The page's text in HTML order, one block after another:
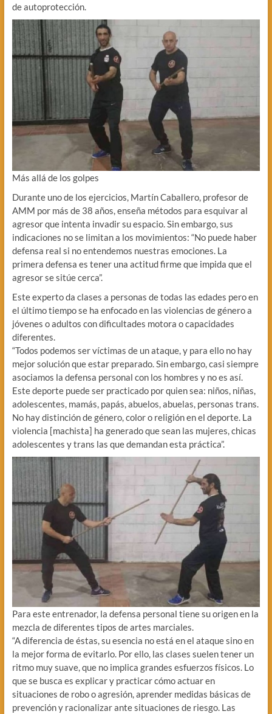
de autoprotección.
Más allá de los golpes
Durante uno de los ejercicios, Martín Caballero, profesor de
AMM por más de 38 años, enseña métodos para esquivar al
agresor que intenta invadir su espacio. Sin embargo, sus
indicaciones no se limitan a los movimientos: “No puede haber
defensa real si no entendemos nuestras emociones. La
primera defensa es tener una actitud firme que impida que el
agresor se sitúe cerca”.
Este experto da clases a personas de todas las edades pero en
el último tiempo se ha enfocado en las violencias de género a
jóvenes o adultos con dificultades motora o capacidades
diferentes.
“Todos podemos ser víctimas de un ataque, y para ello no hay
mejor solución que estar preparado. Sin embargo, casi siempre
asociamos la defensa personal con los hombres y no es así.
Este deporte puede ser practicado por quien sea: niños, niñas,
adolescentes, mamás, papás, abuelos, abuelas, personas trans.
No hay distinción de género, color o religión en el deporte. La
violencia [machista] ha generado que sean las mujeres, chicas
adolescentes y trans las que demandan esta práctica”.
Para este entrenador, la defensa personal tiene su origen en la
mezcla de diferentes tipos de artes marciales.
“A diferencia de éstas, su esencia no está en el ataque sino en
la mejor forma de evitarlo. Por ello, las clases suelen tener un
ritmo muy suave, que no implica grandes esfuerzos físicos. Lo
que se busca es explicar y practicar cómo actuar en
situaciones de robo o agresión, aprender medidas básicas de
prevención y racionalizar ante situaciones de riesgo. Las